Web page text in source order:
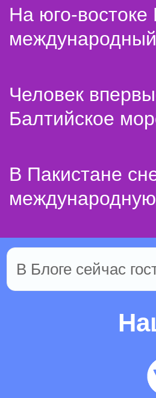
На юго-
Человек
Балтийское
В Пакистане
международную
В Блоге сейчас